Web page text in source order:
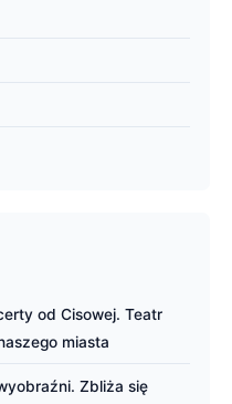
od Cisowej. Teatr
miasta
Zbliża się